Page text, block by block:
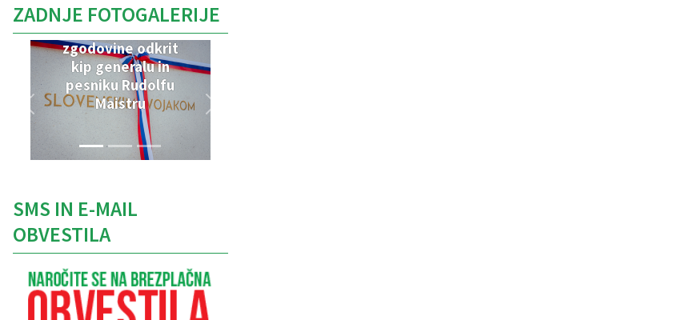
ZADNJE FOTOGALERIJE
V Parku vojaške
zgodovine odkrit
kip generalu in
pesniku Rudolfu
Maistru
SMS IN E-MAIL
OBVESTILA